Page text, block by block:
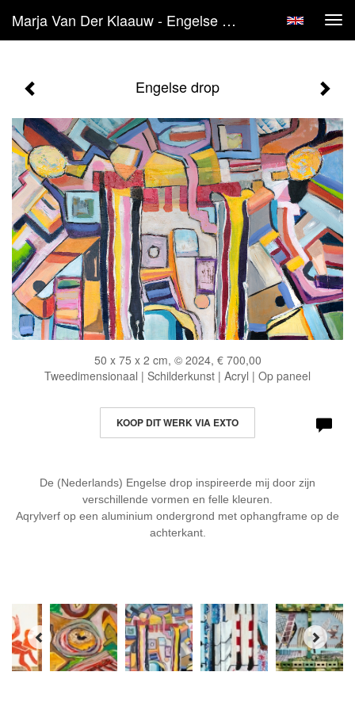
Marja Van Der Klaauw - Engelse Drop
Engelse drop
50 x 75 x 2 cm, © 2024, € 700,00
Tweedimensionaal | Schilderkunst | Acryl | Op paneel
KOOP DIT WERK VIA EXTO
De (Nederlands) Engelse drop inspireerde mij door zijn
verschillende vormen en felle kleuren.
Aqrylverf op een aluminium ondergrond met ophangframe op de
achterkant.